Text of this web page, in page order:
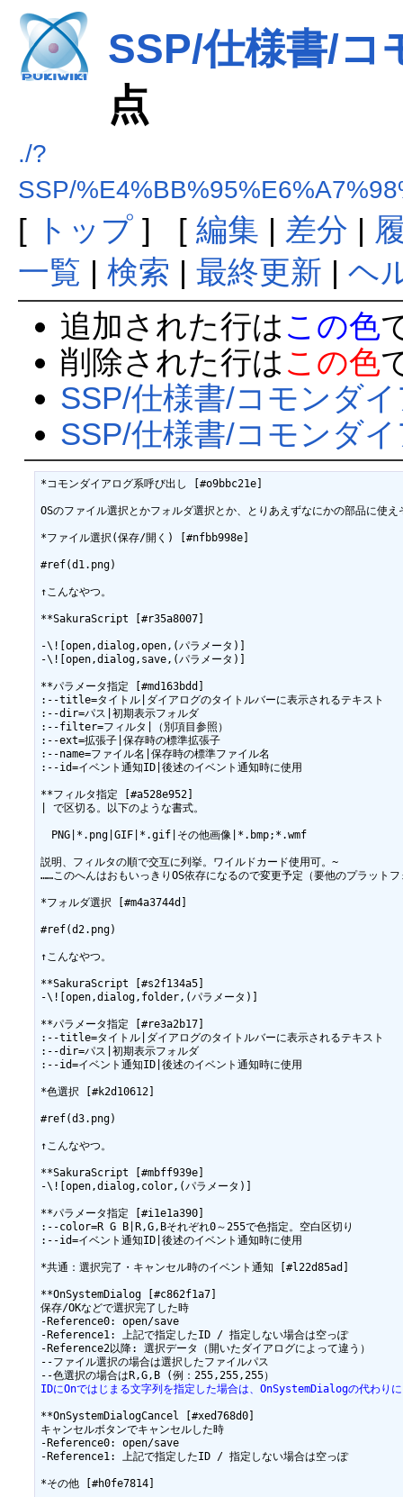
SSP/仕様書/コ
点
./?
SSP/
[ トップ] [ 編集 | 差分 |
一覧 | 検索 | 最終更新 | ヘ
追加された行は この色
削除された行は この色
SSP/仕様書/コモンダ
SSP/仕様書/コモンダ
*コモンダイアログ系呼び出し [#o9bbc21e]
OSのファイル選択とかフォルダ選択とか、とりあえずなにかの部品に使
*ファイル選択(保存/開く) [#nfbb998e]
#ref(d1.png)
↑こんなやつ。
**SakuraScript [#r35a8007]
-\![open,dialog,open,(パラメータ)]
-\![open,dialog,save,(パラメータ)]
**パラメータ指定 [#md163bdd]
:--title=タイトル|ダイアログのタイトルバーに表示されるテキスト
:--dir=パス|初期表示フォルダ
:--filter=フィルタ|（別項目参照）
:--ext=拡張子|保存時の標準拡張子
:--name=ファイル名|保存時の標準ファイル名
:--id=イベント通知ID|後述のイベント通知時に使用
**フィルタ指定 [#a528e952]
| で区切る。以下のような書式。
PNG|*.png|GIF|*.gif|その他画像|*.bmp;*.wmf
説明、フィルタの順で交互に列挙。ワイルドカード使用可。~
……このへんはおもいっきりOS依存になるので変更予定（要他のプラット
*フォルダ選択 [#m4a3744d]
#ref(d2.png)
↑こんなやつ。
**SakuraScript [#s2f134a5]
-\![open,dialog,folder,(パラメータ)]
**パラメータ指定 [#re3a2b17]
:--title=タイトル|ダイアログのタイトルバーに表示されるテキスト
:--dir=パス|初期表示フォルダ
:--id=イベント通知ID|後述のイベント通知時に使用
*色選択 [#k2d10612]
#ref(d3.png)
↑こんなやつ。
**SakuraScript [#mbff939e]
-\![open,dialog,color,(パラメータ)]
**パラメータ指定 [#i1e1a390]
:--color=R G B|R,G,Bそれぞれ0～255で色指定。空白区切り
:--id=イベント通知ID|後述のイベント通知時に使用
*共通：選択完了・キャンセル時のイベント通知 [#l22d85ad]
**OnSystemDialog [#c862f1a7]
保存/OKなどで選択完了した時
-Reference0: open/save
-Reference1: 上記で指定したID / 指定しない場合は空っぽ
-Reference2以降: 選択データ（開いたダイアログによって違う）
--ファイル選択の場合は選択したファイルパス
IDにOnではじまる文字列を指定した場合は、OnSystemDialogの代わ
**OnSystemDialogCancel [#xed768d0]
キャンセルボタンでキャンセルした時
-Reference0: open/save
-Reference1: 上記で指定したID / 指定しない場合は空っぽ
*その他 [#h0fe7814]